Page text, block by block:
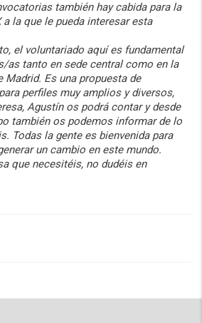
también hay cabida para la
a la que le pueda interesar esta
el voluntariado aquí es fundamental
as tanto en sede central como en la
Madrid. Es una propuesta de
perfiles muy amplios y diversos,
Agustín os podrá contar y desde
también os podemos informar de lo
Todas la gente es bienvenida para
un cambio en este mundo.
que necesitéis, no dudéis en